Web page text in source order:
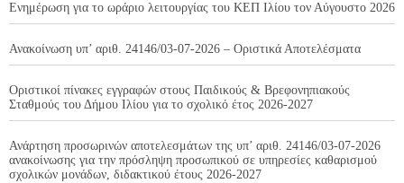
Ενημέρωση για το ωράριο λειτουργίας του ΚΕΠ Ιλίου τον Αύγουστο 2026
Ανακοίνωση υπ’ αριθ. 24146/03-07-2026 – Οριστικά Αποτελέσματα
Οριστικοί πίνακες εγγραφών στους Παιδικούς & Βρεφονηπιακούς
Σταθμούς του Δήμου Ιλίου για το σχολικό έτος 2026-2027
Ανάρτηση προσωρινών αποτελεσμάτων της υπ’ αριθ. 24146/03-07-2026
ανακοίνωσης για την πρόσληψη προσωπικού σε υπηρεσίες καθαρισμού
σχολικών μονάδων, διδακτικού έτους 2026-2027